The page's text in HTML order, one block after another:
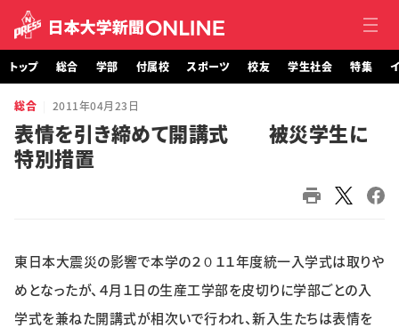
トップ
総合
スポーツ
トップ 総合 学部 付属校 スポーツ 校友 学生社会 特集
総合 2011年04月23日
表情を引き締めて開講式 被災学生に
特別措置
東日本大震災の影響で本学の２０１１年度統一入学式は取りや
めとなったが、４月１日の生産工学部を皮切りに学部ごとの入
学式を兼ねた開講式が相次いで行われ、新入生たちは表情を